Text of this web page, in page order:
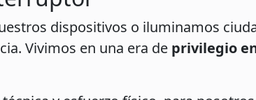
dispositivos o iluminamos
Vivimos en una era de privilegio